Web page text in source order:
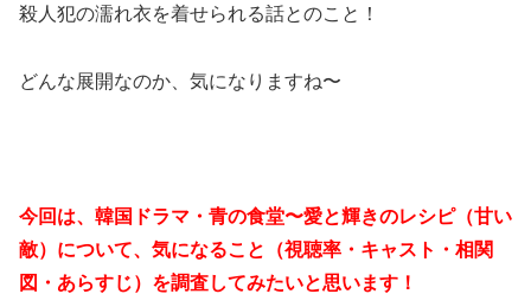
殺人犯の濡れ衣を着せられる話とのこと！
どんな展開なのか、気になりますね〜
今回は、韓国ドラマ・青の食堂〜愛と輝きのレシピ（甘い
敵）について、気になること（視聴率・キャスト・相関
図・あらすじ）を調査してみたいと思います！